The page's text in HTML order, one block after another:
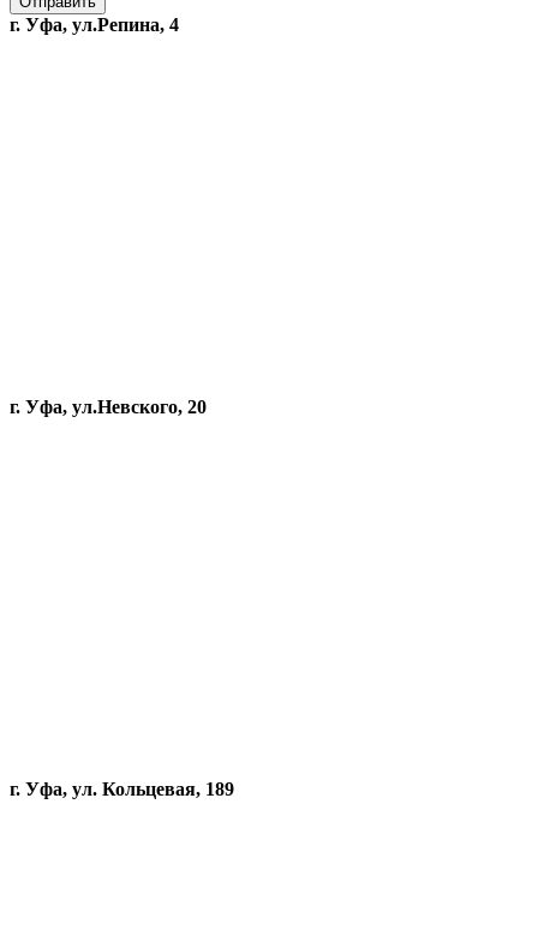
г. Уфа, ул.Репина, 4
г. Уфа, ул.Невского, 20
г. Уфа, ул. Кольцевая, 189